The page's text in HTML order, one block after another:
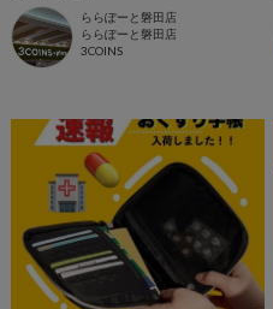
ららぽーと磐田店
ららぽーと磐田店
3COINS